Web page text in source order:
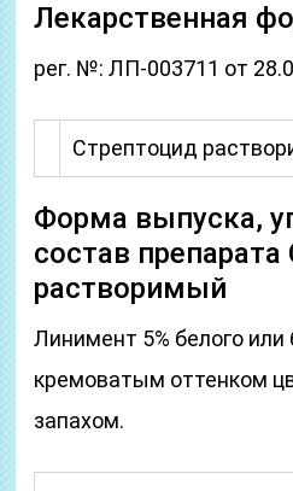
Лекарственная
рег. №: ЛП-003711 от
Стрептоцид
Форма выпуска,
состав
растворимый
Линимент 5% белого или
кремоватым оттенком
запахом.